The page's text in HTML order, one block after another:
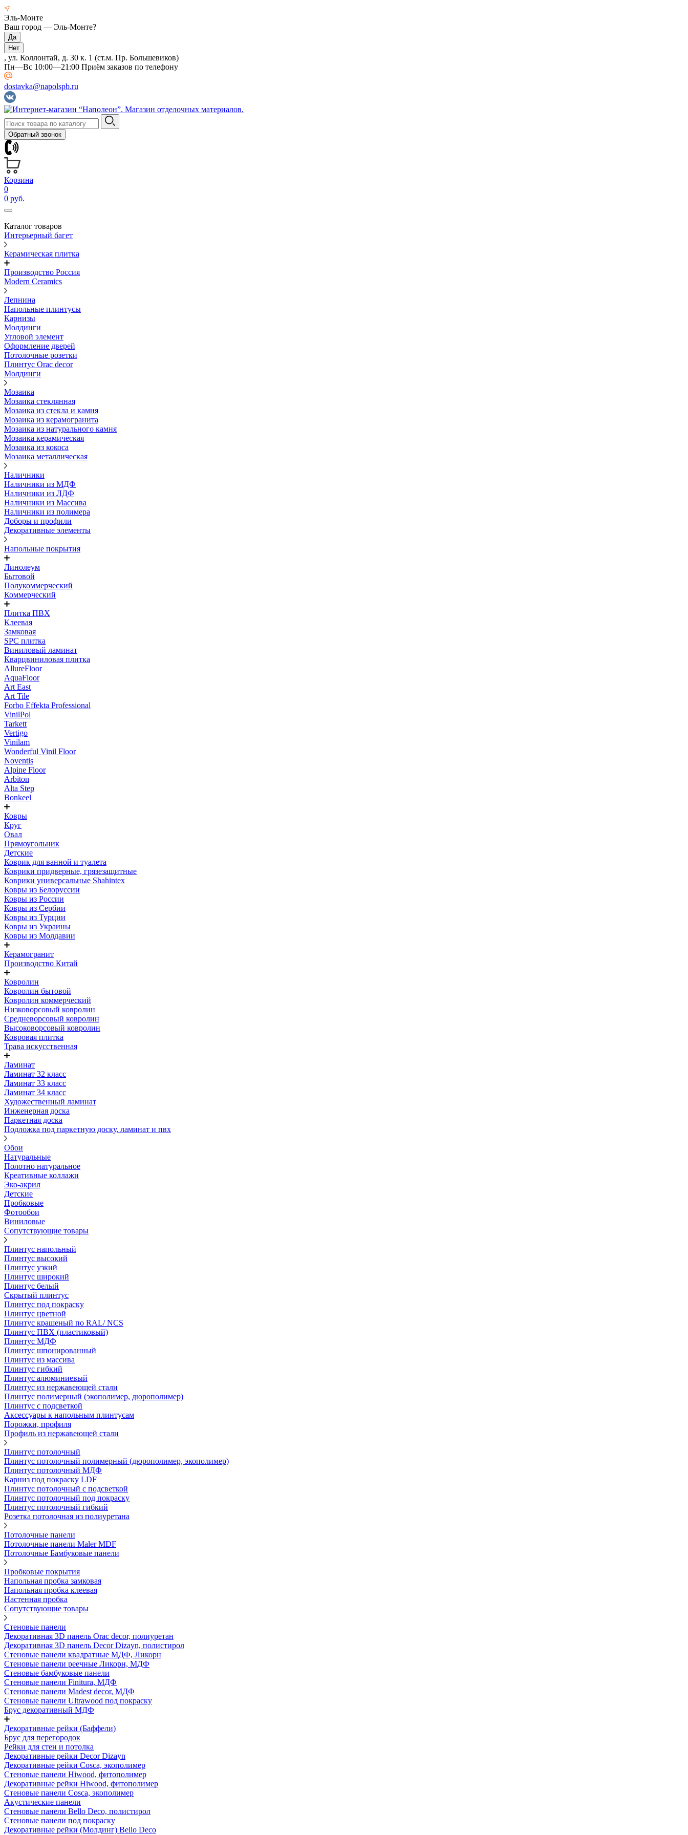
Эль-Монте
Ваш город — Эль-Монте?
, ул. Коллонтай, д. 30 к. 1 (ст.м. Пр. Большевиков)
Пн—Вс 10:00—21:00 Приём заказов по телефону
dostavka@napolspb.ru
Обратный звонок
Корзина
0
0 руб.
Каталог товаров
Интерьерный багет
Керамическая плитка
Производство Россия
Modern Ceramics
Лепнина
Напольные плинтусы
Карнизы
Молдинги
Угловой элемент
Оформление дверей
Потолочные розетки
Плинтус Orac decor
Молдинги
Мозаика
Мозаика стеклянная
Мозаика из стекла и камня
Мозаика из керамогранита
Мозаика из натурального камня
Мозаика керамическая
Мозаика из кокоса
Мозаика металлическая
Наличники
Наличники из МДФ
Наличники из ЛДФ
Наличники из Массива
Наличники из полимера
Доборы и профили
Декоративные элементы
Напольные покрытия
Линолеум
Бытовой
Полукоммерческий
Коммерческий
Плитка ПВХ
Клеевая
Замковая
SPC плитка
Виниловый ламинат
Кварцвиниловая плитка
AllureFloor
AquaFloor
Art East
Art Tile
Forbo Effekta Professional
VinilPol
Tarkett
Vertigo
Vinilam
Wonderful Vinil Floor
Noventis
Alpine Floor
Arbiton
Alta Step
Bonkeel
Ковры
Круг
Овал
Прямоугольник
Детские
Коврик для ванной и туалета
Коврики придверные, грязезащитные
Коврики универсальные Shahintex
Ковры из Белоруссии
Ковры из России
Ковры из Сербии
Ковры из Турции
Ковры из Украины
Ковры из Молдавии
Керамогранит
Производство Китай
Ковролин
Ковролин бытовой
Ковролин коммерческий
Низковорсовый ковролин
Средневорсовый ковролин
Высоковорсовый ковролин
Ковровая плитка
Трава искусственная
Ламинат
Ламинат 32 класс
Ламинат 33 класс
Ламинат 34 класс
Художественный ламинат
Инженерная доска
Паркетная доска
Подложка под паркетную доску, ламинат и пвх
Обои
Натуральные
Полотно натуральное
Креативные коллажи
Эко-акрил
Детские
Пробковые
Фотообои
Виниловые
Сопутствующие товары
Плинтус напольный
Плинтус высокий
Плинтус узкий
Плинтус широкий
Плинтус белый
Скрытый плинтус
Плинтус под покраску
Плинтус цветной
Плинтус крашеный по RAL/ NCS
Плинтус ПВХ (пластиковый)
Плинтус МДФ
Плинтус шпонированный
Плинтус из массива
Плинтус гибкий
Плинтус алюминиевый
Плинтус из нержавеющей стали
Плинтус полимерный (экополимер, дюрополимер)
Плинтус с подсветкой
Аксессуары к напольным плинтусам
Порожки, профиля
Профиль из нержавеющей стали
Плинтус потолочный
Плинтус потолочный полимерный (дюрополимер, экополимер)
Плинтус потолочный МДФ
Карниз под покраску LDF
Плинтус потолочный с подсветкой
Плинтус потолочный под покраску
Плинтус потолочный гибкий
Розетка потолочная из полиуретана
Потолочные панели
Потолочные панели Maler MDF
Потолочные Бамбуковые панели
Пробковые покрытия
Напольная пробка замковая
Напольная пробка клеевая
Настенная пробка
Сопутствующие товары
Стеновые панели
Декоративная 3D панель Orac decor, полиуретан
Декоративная 3D панель Decor Dizayn, полистирол
Стеновые панели квадратные МДФ, Ликорн
Стеновые панели реечные Ликорн, МДФ
Стеновые бамбуковые панели
Стеновые панели Finitura, МДФ
Стеновые панели Madest decor, МДФ
Стеновые панели Ultrawood под покраску
Брус декоративный МДФ
Декоративные рейки (Баффели)
Брус для перегородок
Рейки для стен и потолка
Декоративные рейки Decor Dizayn
Декоративные рейки Cosca, экополимер
Стеновые панели Hiwood, фитополимер
Декоративные рейки Hiwood, фитополимер
Стеновые панели Cosca, экополимер
Акустические панели
Стеновые панели Bello Deco, полистирол
Стеновые панели под покраску
Декоративные рейки (Молдинг) Bello Deco